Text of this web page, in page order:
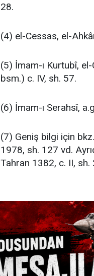
28.
(4) el-Cessas, el-
(5) İmam-ı Kurtubî,
bsm.) c. IV, sh. 57.
(6) İmam-ı Serahsî,
(7) Geniş bilgi için
1978, sh. 127 vd.
Tahran 1382, c. II,